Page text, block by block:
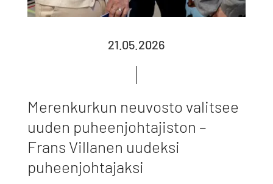
21.05.2026
Merenkurkun neuvosto valitsee
uuden puheenjohtajiston –
Frans Villanen uudeksi
puheenjohtajaksi